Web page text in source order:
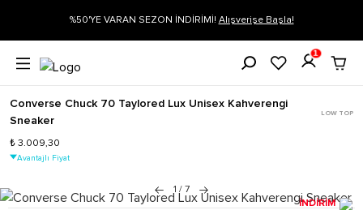
SEZON İNDİRİMİ!Alışverişe Başla! Siparişin 1-3 iş günü
1
Converse Chuck 70 Taylored Lux Unisex Kahverengi
Sneaker
LOW TOP
₺ 3.009,30
Avantajlı Fiyat
1 / 7
İNDİRİM